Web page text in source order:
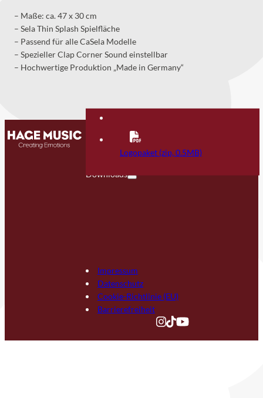
– Maße: ca. 47 x 30 cm
– Sela Thin Splash Spielfläche
– Passend für alle CaSela Modelle
– Spezieller Clap Corner Sound einstellbar
– Hochwertige Produktion „Made in Germany“
Downloads
Logopaket (zip, 0.5MB)
Impressum
Datenschutz
Cookie-Richtlinie (EU)
Barrierefreiheit